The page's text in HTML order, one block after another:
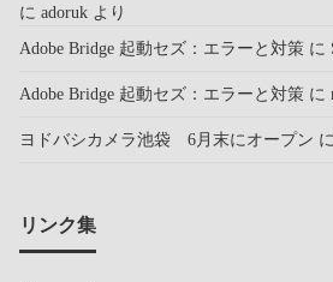
に adoruk より
Adobe Bridge 起動セズ：エラーと対策 に
Adobe Bridge 起動セズ：エラーと対策 に
ヨドバシカメラ池袋 6月末にオープン に
リンク集